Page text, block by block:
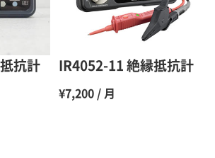
70％（割引率30％）
抗計 IR4052-11 絶縁抵抗計
¥7,200 / 月